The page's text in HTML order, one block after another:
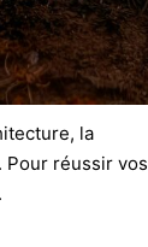
la
réussir vos